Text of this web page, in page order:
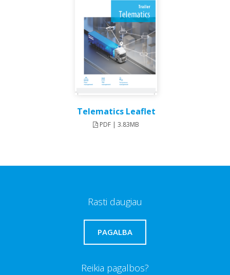
Telematics Leaflet
PDF | 3.83MB
Rasti daugiau
PAGALBA
Reikia pagalbos?